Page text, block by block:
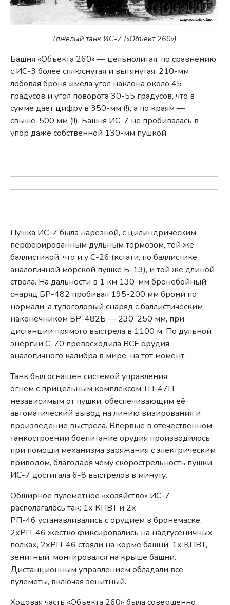
Тяжелый танк ИС-7 («Объект 260»)
Башня «Объекта 260» — цельнолитая, по сравнению
с ИС-3 более сплюснутая и вытянутая. 210-мм
лобовая броня имела угол наклона около 45
градусов и угол поворота 30-55 градусов, что в
сумме дает цифру в 350-мм (!), а по краям —
свыше-500 мм (!!). Башня ИС-7 не пробивалась в
упор даже собственной 130-мм пушкой.
Пушка ИС-7 была нарезной, с цилиндрическим
перфорированным дульным тормозом, той же
баллистикой, что и у С-26 (кстати, по баллистике
аналогичной морской пушке Б-13), и той же длиной
ствола. На дальности в 1 км 130-мм бронебойный
снаряд БР-482 пробивал 195-200 мм брони по
нормали, а тупоголовый снаряд с баллистическим
наконечником БР-482Б — 230-250 мм, при
дистанции прямого выстрела в 1100 м. По дульной
энергии С-70 превосходила ВСЕ орудия
аналогичного калибра в мире, на тот момент.
Танк был оснащен системой управления
огнем с прицельным комплексом ТП-47П,
независимым от пушки, обеспечивающим её
автоматический вывод на линию визирования и
произведение выстрела. Впервые в отечественном
танкостроении боепитание орудия производилось
при помощи механизма заряжания с электрическим
приводом, благодаря чему скорострельность пушки
ИС-7 достигала 6-8 выстрелов в минуту.
Обширное пулеметное «хозяйство» ИС-7
располагалось так: 1х КПВТ и 2х
РП-46 устанавливались с орудием в бронемаске,
2хРП-46 жестко фиксировались на надгусеничных
полках, 2хРП-46 стояли на корме башни. 1х КПВТ,
зенитный, монтировался на крыше башни.
Дистанционным управлением обладали все
пулеметы, включая зенитный.
Ходовая часть «Объекта 260» была совершенно